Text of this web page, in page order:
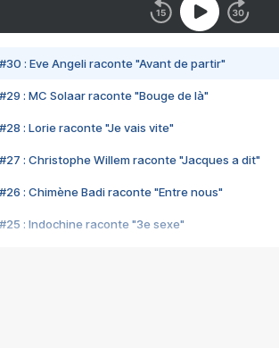
#30 : Eve Angeli raconte "Avant de partir"
#29 : MC Solaar raconte "Bouge de là"
#28 : Lorie raconte "Je vais vite"
#27 : Christophe Willem raconte "Jacques a dit"
#26 : Chimène Badi raconte "Entre nous"
#25 : Indochine raconte "3e sexe"